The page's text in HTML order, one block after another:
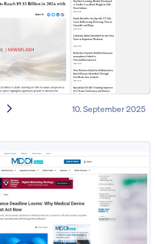
10. September 2025